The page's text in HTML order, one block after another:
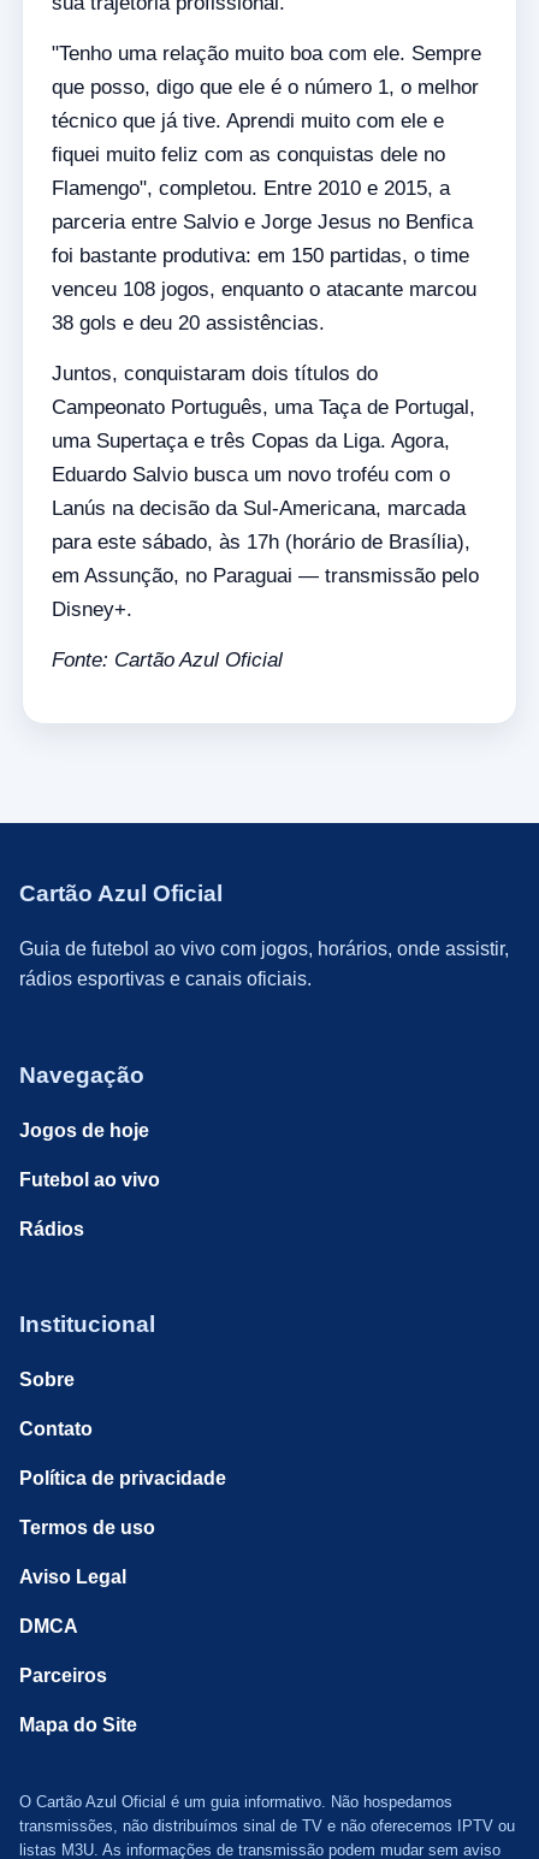
"Tenho uma relação muito boa com ele. Sempre
que posso, digo que ele é o número 1, o melhor
técnico que já tive. Aprendi muito com ele e
fiquei muito feliz com as conquistas dele no
Flamengo", completou. Entre 2010 e 2015, a
parceria entre Salvio e Jorge Jesus no Benfica
foi bastante produtiva: em 150 partidas, o time
venceu 108 jogos, enquanto o atacante marcou
38 gols e deu 20 assistências.
Juntos, conquistaram dois títulos do
Campeonato Português, uma Taça de Portugal,
uma Supertaça e três Copas da Liga. Agora,
Eduardo Salvio busca um novo troféu com o
Lanús na decisão da Sul-Americana, marcada
para este sábado, às 17h (horário de Brasília),
em Assunção, no Paraguai — transmissão pelo
Disney+.
Fonte: Cartão Azul Oficial
Cartão Azul Oficial
Guia de futebol ao vivo com jogos, horários, onde assistir,
rádios esportivas e canais oficiais.
Navegação
Jogos de hoje
Futebol ao vivo
Rádios
Institucional
Sobre
Contato
Política de privacidade
Termos de uso
Aviso Legal
DMCA
Parceiros
Mapa do Site
O Cartão Azul Oficial é um guia informativo. Não hospedamos
transmissões, não distribuímos sinal de TV e não oferecemos IPTV ou
listas M3U. As informações de transmissão podem mudar sem aviso